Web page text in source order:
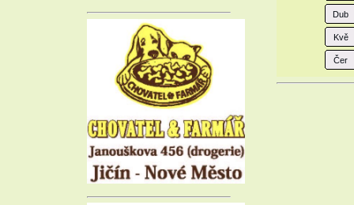
Dub
Kvě
Čer